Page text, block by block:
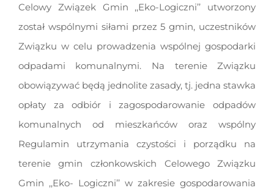
Celowy Związek Gmin ,,Eko-Logiczni’’ utworzony
został wspólnymi siłami przez 5 gmin, uczestników
Związku w celu prowadzenia wspólnej gospodarki
odpadami komunalnymi. Na terenie Związku
obowiązywać będą jednolite zasady, tj. jedna stawka
opłaty za odbiór i zagospodarowanie odpadów
komunalnych od mieszkańców oraz wspólny
Regulamin utrzymania czystości i porządku na
terenie gmin członkowskich Celowego Związku
Gmin ,,Eko- Logiczni’’ w zakresie gospodarowania